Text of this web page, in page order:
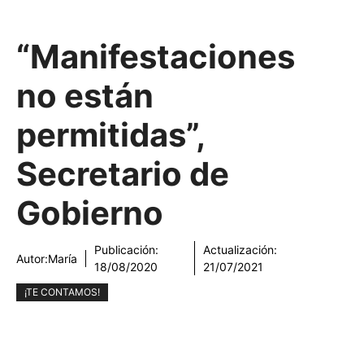
“Manifestaciones
no están
permitidas”,
Secretario de
Gobierno
Autor:María
Publicación:
18/08/2020
Actualización:
21/07/2021
¡TE CONTAMOS!